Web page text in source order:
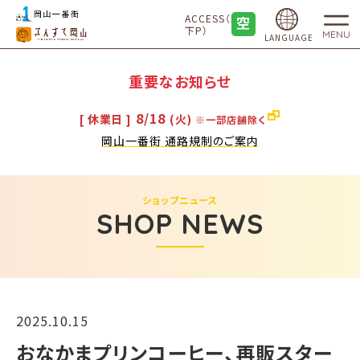
ACCESS（地
下P）
LANGUAGE MENU
重要なお知らせ
[ 休業日 ] 8/18 (火) ※一部店舗除く
岡山一番街 通路規制のご案内
SHOP NEWS
ショップニュース
2025.10.15
おなかまプリンコーヒー、再販スター